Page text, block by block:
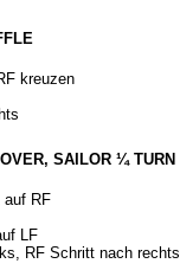
kreuzen
SAILOR ¼ TURN
auf RF
LF
RF Schritt nach rechts